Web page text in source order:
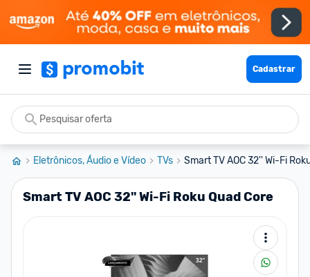
Cadastrar
Eletrônicos, Áudio e Vídeo TVs Smart TV AOC 32'' Wi-Fi
Smart TV AOC 32'' Wi-Fi Roku Quad Core